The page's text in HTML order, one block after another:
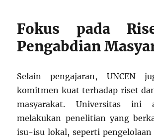
Fokus pada
Pengabdian
Selain pengajaran, UNCEN
komitmen kuat terhadap riset
masyarakat. Universitas ini
melakukan penelitian yang
isu-isu lokal, seperti pengelolaan